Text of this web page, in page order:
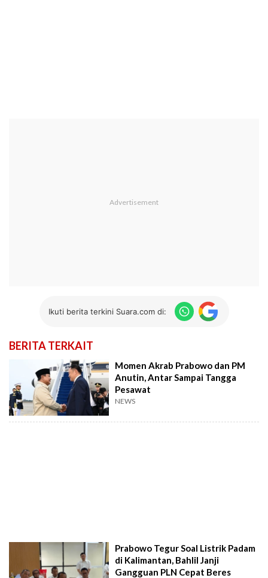
Ikuti berita terkini Suara.com di:
BERITA TERKAIT
Momen Akrab Prabowo dan PM
Anutin, Antar Sampai Tangga
Pesawat
NEWS
Prabowo Tegur Soal Listrik Padam
di Kalimantan, Bahlil Janji
Gangguan PLN Cepat Beres